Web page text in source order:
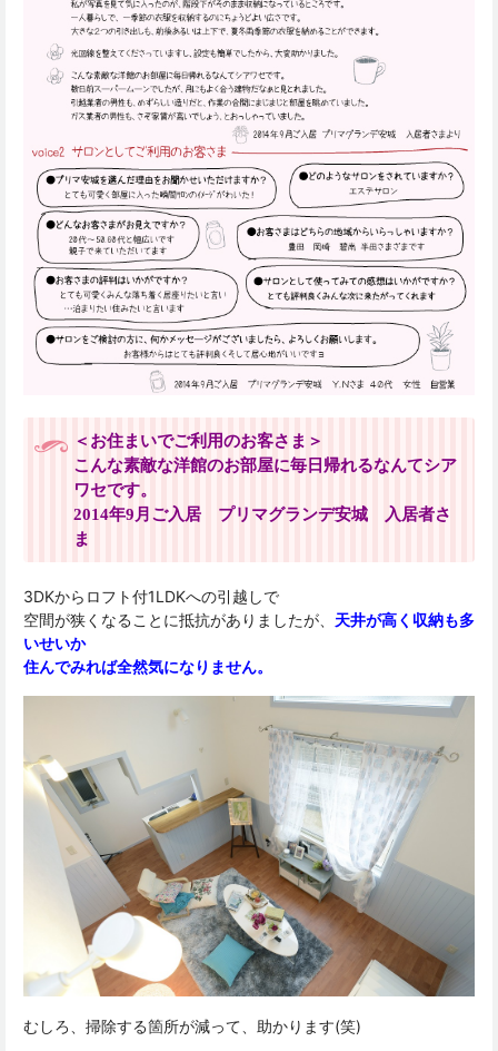
＜お住まいでご利用のお客さま＞
こんな素敵な洋館のお部屋に毎日帰れるなんてシア
ワセです。
2014年9月ご入居 プリマグランデ安城 入居者さ
ま
3DKからロフト付1LDKへの引越しで
空間が狭くなることに抵抗がありましたが、 天井が高く収納も多
いせいか
住んでみれば全然気になりません。
むしろ、掃除する箇所が減って、助かります(笑)